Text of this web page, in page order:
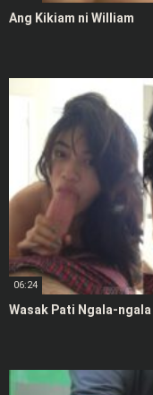
Ang Kikiam ni William
06:24
Wasak Pati Ngala-ngala